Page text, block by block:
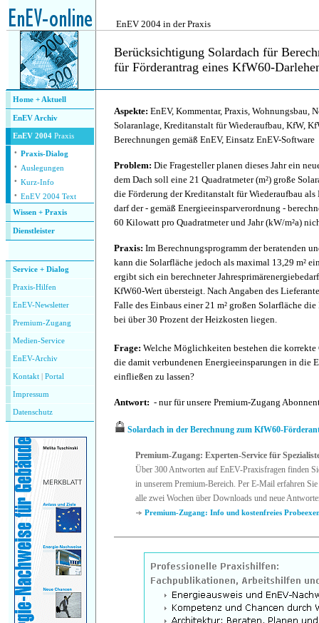
EnEV 2004 in der Praxis
Berücksichtigung Solardach für
für Förderantrag eines KfW60-
Home + Aktuell
EnEV Archiv
EnEV 2004 Praxis
· Praxis-Dialog
· Auslegungen
· Kurz-Info
· EnEV 2004 Text
Wissen + Praxis
Dienstleister
Service + Dialog
Praxis-Hilfen
EnEV-Newsletter
Premium-Zugang
Medien-Service
EnEV-Archiv
Kontakt Portal
Impressum
Datenschutz
Aspekte: EnEV, Kommentar, Praxis, Wohnungsbau,
Solaranlage, Kreditanstalt für Wiederaufbau, KfW,
Berechnungen gemäß EnEV, Einsatz EnEV-Software
Problem: Die Fragesteller planen dieses Jahr ein
dem Dach soll eine 21 Quadratmeter (m²) große
die Förderung der Kreditanstalt für Wiederaufbau
darf der - gemäß Energieeinsparverordnung -
60 Kilowatt pro Quadratmeter und Jahr (kW/m²a)
Praxis: Im Berechnungsprogramm der beratenden
kann die Solarfläche jedoch als maximal 13,29 m²
ergibt sich ein berechneter
KfW60-Wert übersteigt. Nach Angaben des
Falle des Einbaus einer 21 m² großen Solarfläche
bei über 30 Prozent der Heizkosten liegen.
Frage: Welche Möglichkeiten bestehen die korrekte
die damit verbundenen Energieeinsparungen in die
einfließen zu lassen?
Antwort: - nur für unsere Premium-Zugang
Solardach in der Berechnung zum KfW60-
Premium-Zugang: Experten-Service für
Über 300 Antworten auf EnEV-Praxisfragen finden
in unserem Premium-Bereich. Per E-Mail erfahren Sie
alle zwei Wochen über Downloads und neue
Premium-Zugang: Info und kostenfreies